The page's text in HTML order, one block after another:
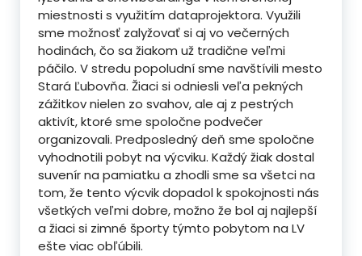
miestnosti s využitím dataprojektora. Využili
sme možnosť zalyžovať si aj vo večerných
hodinách, čo sa žiakom už tradične veľmi
páčilo. V stredu popoludní sme navštívili mesto
Stará Ľubovňa. Žiaci si odniesli veľa pekných
zážitkov nielen zo svahov, ale aj z pestrých
aktivít, ktoré sme spoločne podvečer
organizovali. Predposledný deň sme spoločne
vyhodnotili pobyt na výcviku. Každý žiak dostal
suvenír na pamiatku a zhodli sme sa všetci na
tom, že tento výcvik dopadol k spokojnosti nás
všetkých veľmi dobre, možno že bol aj najlepší
a žiaci si zimné športy týmto pobytom na LV
ešte viac obľúbili.